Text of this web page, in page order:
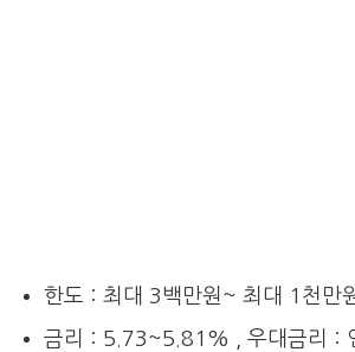
한도 : 최대 3백만원~ 최대 1천만
금리 : 5.73~5.81% , 우대금리 :